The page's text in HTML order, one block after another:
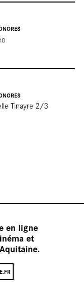
Tinayre 2/3
en ligne
et